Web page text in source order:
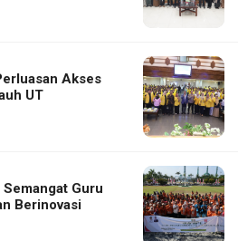
Akses
UT
Guru
Berinovasi